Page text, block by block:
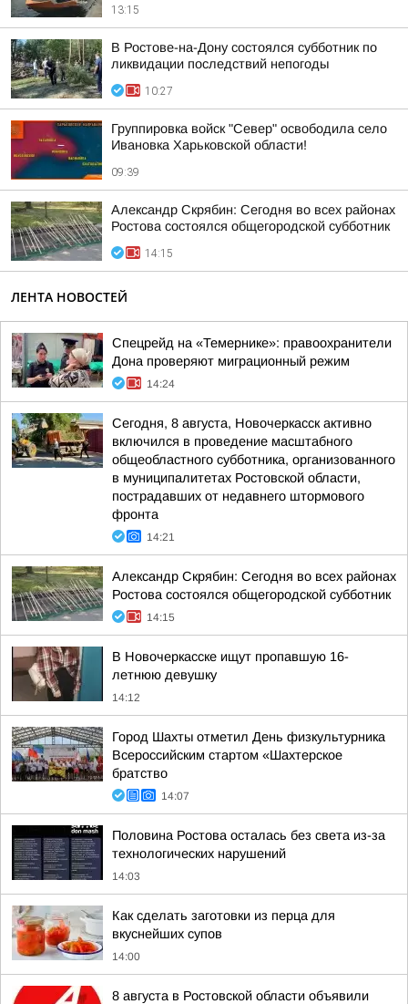
13:15
В Ростове-на-Дону состоялся субботник по
ликвидации последствий непогоды
10:27
Группировка войск "Север" освободила село
Ивановка Харьковской области!
09:39
Александр Скрябин: Сегодня во всех районах
Ростова состоялся общегородской субботник
14:15
ЛЕНТА НОВОСТЕЙ
Спецрейд на «Темернике»: правоохранители
Дона проверяют миграционный режим
14:24
Сегодня, 8 августа, Новочеркасск активно
включился в проведение масштабного
общеобластного субботника, организованного
в муниципалитетах Ростовской области,
пострадавших от недавнего штормового
фронта
14:21
Александр Скрябин: Сегодня во всех районах
Ростова состоялся общегородской субботник
14:15
В Новочеркасске ищут пропавшую 16-
летнюю девушку
14:12
Город Шахты отметил День физкультурника
Всероссийским стартом «Шахтерское
братство
14:07
Половина Ростова осталась без света из-за
технологических нарушений
14:03
Как сделать заготовки из перца для
вкуснейших супов
14:00
8 августа в Ростовской области объявили